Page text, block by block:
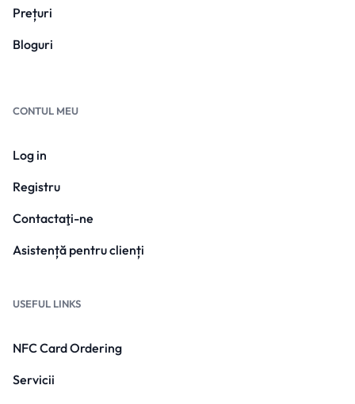
Prețuri
Bloguri
CONTUL MEU
Log in
Registru
Contactaţi-ne
Asistență pentru clienți
USEFUL LINKS
NFC Card Ordering
Servicii